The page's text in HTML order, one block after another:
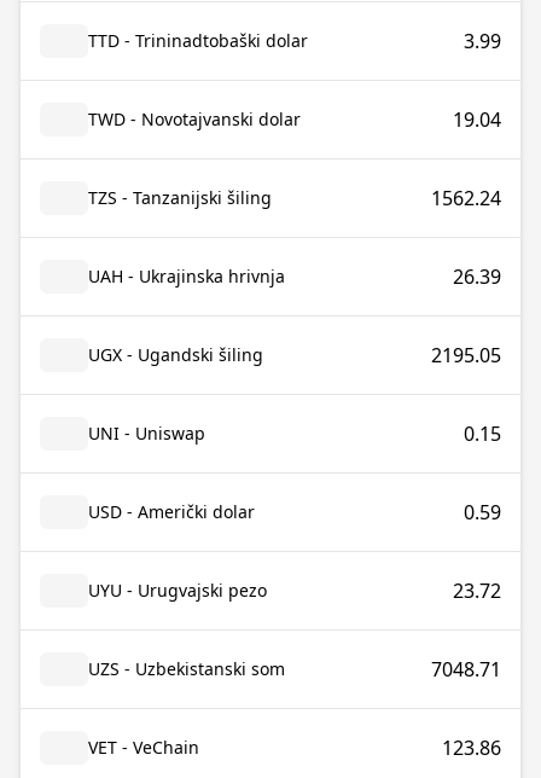
TTD - Trininadtobaški dolar 3.99
TWD - Novotajvanski dolar 19.04
TZS - Tanzanijski šiling 1562.24
UAH - Ukrajinska hrivnja 26.39
UGX - Ugandski šiling 2195.05
UNI - Uniswap 0.15
USD - Američki dolar 0.59
UYU - Urugvajski pezo 23.72
UZS - Uzbekistanski som 7048.71
VET - VeChain 123.86